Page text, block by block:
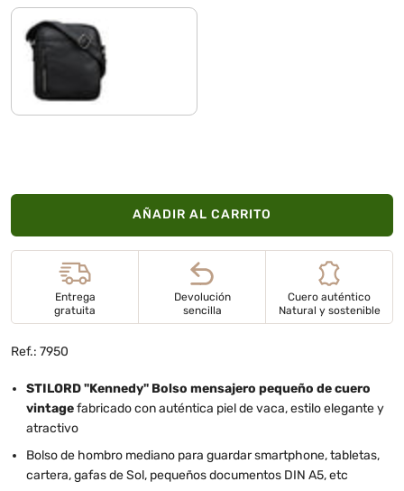
negro
AÑADIR AL CARRITO
Entrega
gratuita
Devolución
sencilla
Cuero auténtico
Natural y sostenible
Ref.: 7950
STILORD "Kennedy" Bolso mensajero pequeño de cuero
vintagefabricado con auténtica piel de vaca, estilo elegante y
atractivo
Bolso de hombro mediano para guardar smartphone, tabletas,
cartera, gafas de Sol, pequeños documentos DIN A5, etc